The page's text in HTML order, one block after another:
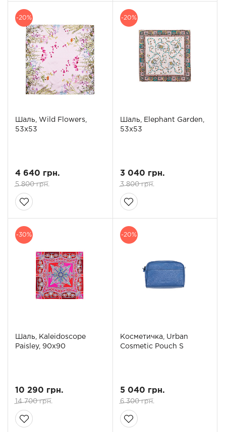
-20%
Шаль, Wild Flowers,
53x53
4 640 грн.
5 800 грн.
-20%
Шаль, Elephant Garden,
53x53
3 040 грн.
3 800 грн.
-30%
Шаль, Kaleidoscope
Paisley, 90x90
10 290 грн.
14 700 грн.
-20%
Косметичка, Urban
Cosmetic Pouch S
5 040 грн.
6 300 грн.